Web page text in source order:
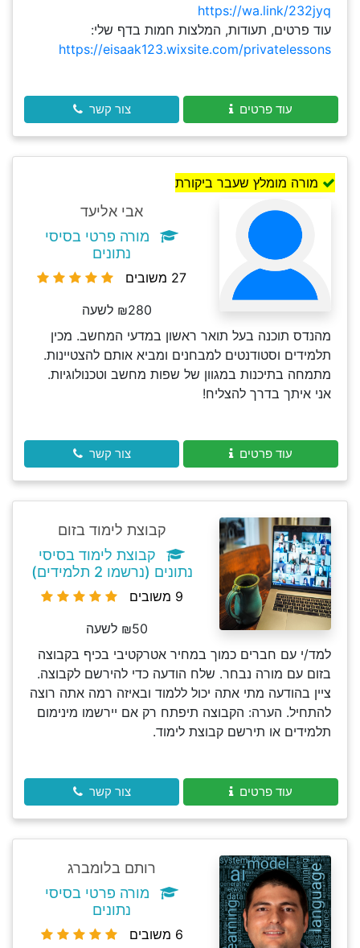
https://wa.link/232jyq
עוד פרטים, תעודות, המלצות חמות בדף שלי:
https://eisaak123.wixsite.com/privatelessons
עוד פרטים צור קשר
מורה מומלץ שעבר ביקורת
אבי אליעד
מורה פרטי בסיסי
נתונים
27 משובים
₪280 לשעה
מהנדס תוכנה בעל תואר ראשון במדעי המחשב. מכין
תלמידים וסטודנטים למבחנים ומביא אותם להצטיינות.
מתמחה בתיכנות במגוון של שפות מחשב וטכנולוגיות.
אני איתך בדרך להצליח!
עוד פרטים צור קשר
קבוצת לימוד בזום
קבוצת לימוד בסיסי
נתונים (נרשמו 2 תלמידים)
9 משובים
₪50 לשעה
למד/י עם חברים כמוך במחיר אטרקטיבי בכיף בקבוצה
בזום עם מורה נבחר. שלח הודעה כדי להירשם לקבוצה.
ציין בהודעה מתי אתה יכול ללמוד ובאיזה רמה אתה רוצה
להתחיל. הערה: הקבוצה תיפתח רק אם יירשמו מינימום
תלמידים או תירשם קבוצת לימוד.
עוד פרטים צור קשר
רותם בלומברג
מורה פרטי בסיסי
נתונים
6 משובים